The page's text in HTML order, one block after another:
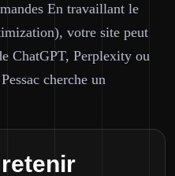
En travaillant le
votre site peut
ChatGPT, Perplexity ou
cherche un